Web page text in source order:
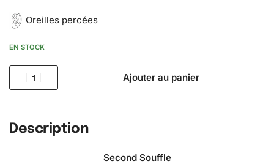
Oreilles percées
EN STOCK
Ajouter au panier
Description
Second Souffle